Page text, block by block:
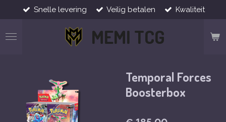
direct
naar
MEMI TCG
Snelle levering Veilig betalen Kwaliteit
Temporal Forces
Boosterbox